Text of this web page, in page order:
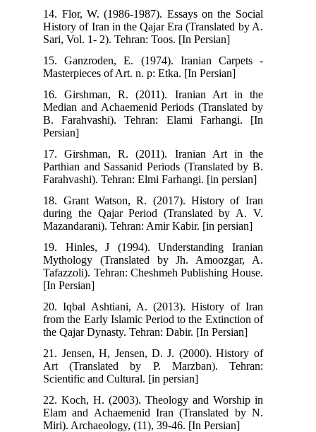
14. Flor, W. (1986-1987). Essays on the Social
History of Iran in the Qajar Era (Translated by A.
Sari, Vol. 1- 2). Tehran: Toos. [In Persian]
15. Ganzroden, E. (1974). Iranian Carpets -
Masterpieces of Art. n. p: Etka. [In Persian]
16. Girshman, R. (2011). Iranian Art in the
Median and Achaemenid Periods (Translated by
B. Farahvashi). Tehran: Elami Farhangi. [In
17. Girshman, R. (2011). Iranian Art in the
Parthian and Sassanid Periods (Translated by B.
Farahvashi). Tehran: Elmi Farhangi. [in persian]
18. Grant Watson, R. (2017). History of Iran
during the Qajar Period (Translated by A. V.
Mazandarani). Tehran: Amir Kabir. [in persian]
19. Hinles, J (1994). Understanding Iranian
Mythology (Translated by Jh. Amoozgar, A.
Tafazzoli). Tehran: Cheshmeh Publishing House.
[In Persian]
20. Iqbal Ashtiani, A. (2013). History of Iran
from the Early Islamic Period to the Extinction of
the Qajar Dynasty. Tehran: Dabir. [In Persian]
21. Jensen, H, Jensen, D. J. (2000). History of
Art (Translated by P. Marzban). Tehran:
Scientific and Cultural. [in persian]
22. Koch, H. (2003). Theology and Worship in
Elam and Achaemenid Iran (Translated by N.
Miri). Archaeology, (11), 39-46. [In Persian]